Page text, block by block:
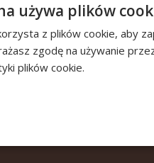
do koszyka
używa plików
z plików cookie, aby
zgodę na używanie
plików cookie.